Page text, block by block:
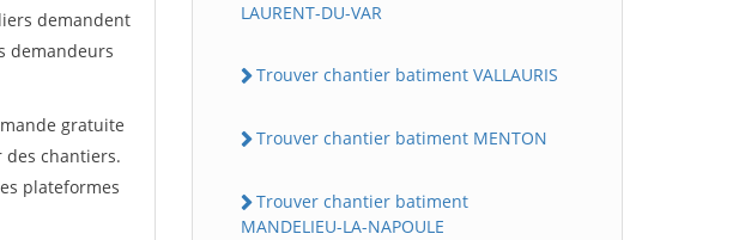
demandent
demandeurs
gratuite
chantiers.
plateformes
LAURENT-DU-VAR
Trouver chantier batiment VALLAURIS
Trouver chantier batiment MENTON
Trouver chantier batiment
MANDELIEU-LA-NAPOULE